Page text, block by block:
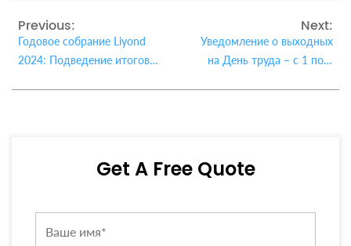
Previous:
Годовое собрание Liyond
2024: Подведение итогов и
Next:
Уведомление о выходных
на День труда – с 1 по 5
Get A Free Quote